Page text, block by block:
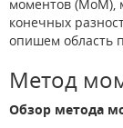
моментов (MoM),
конечных
опишем область
Метод
Обзор метода